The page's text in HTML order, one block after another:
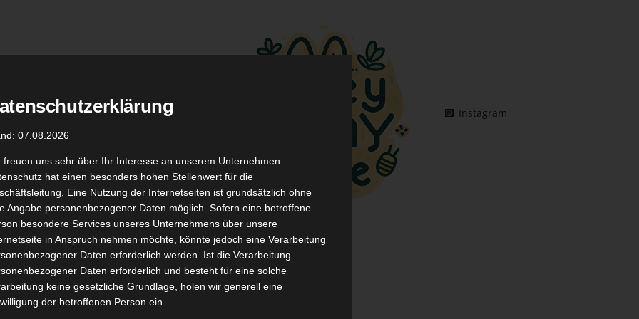
Düfte Coupon Codes Instagram
TikTok YouTube Kontakt
07.08.2026
freuen uns sehr über Ihr Interesse an unserem Unternehmen.
hat einen besonders hohen Stellenwert für die
Eine Nutzung der Internetseiten ist grundsätzlich ohne
Angabe personenbezogener Daten möglich. Sofern eine betroffene
besondere Services unseres Unternehmens über unsere
in Anspruch nehmen möchte, könnte jedoch eine Verarbeitung
Daten erforderlich werden. Ist die Verarbeitung
Daten erforderlich und besteht für eine solche
keine gesetzliche Grundlage, holen wir generell eine
der betroffenen Person ein.